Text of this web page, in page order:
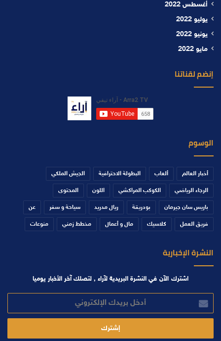
أغسطس 2022
يوليو 2022
يونيو 2022
مايو 2022
إنضم لقناتنا
الوسوم
أخبار العالم ألعاب البطولة الاحترافية الجيش الملكي
الرجاء الرياضي الكوكب المراكشي اللون المحتوى
باريس سان جيرمان بودريقة ريال مدريد سياحة و سفر عن
فريق العمل كلاسيك مال و أعمال مخطط زمني منوعات
النشرة الإخبارية
اشترك الآن في النشرة البريدية لآراء , لتصلك آخر الأخبار يوميا
بريدك
الإلكتروني